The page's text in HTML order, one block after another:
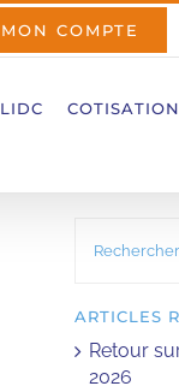
MON COMPTE
LIDC COTISATION
ARTICLES
Retour
2026